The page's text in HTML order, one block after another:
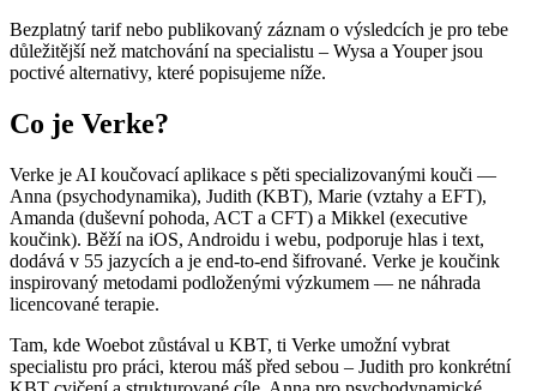
Bezplatný tarif nebo publikovaný záznam o výsledcích je pro tebe
důležitější než matchování na specialistu – Wysa a Youper jsou
poctivé alternativy, které popisujeme níže.
Co je Verke?
Verke je AI koučovací aplikace s pěti specializovanými kouči —
Anna (psychodynamika), Judith (KBT), Marie (vztahy a EFT),
Amanda (duševní pohoda, ACT a CFT) a Mikkel (executive
koučink). Běží na iOS, Androidu i webu, podporuje hlas i text,
dodává v 55 jazycích a je end-to-end šifrované. Verke je koučink
inspirovaný metodami podloženými výzkumem — ne náhrada
licencované terapie.
Tam, kde Woebot zůstával u KBT, ti Verke umožní vybrat
specialistu pro práci, kterou máš před sebou – Judith pro konkrétní